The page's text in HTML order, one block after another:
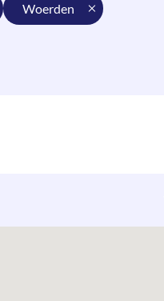
woerden